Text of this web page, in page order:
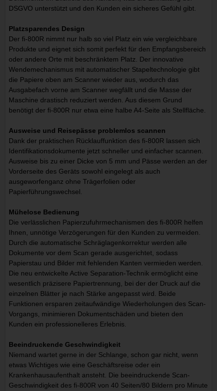
DSGVO unterstützt und den Kunden ein sicheres Gefühl gibt.
Platzsparendes Design
Der fi-800R nimmt nur halb so viel Platz ein wie vergleichbare
Produkte und eignet sich somit perfekt für den Empfangsbereich
oder andere Orte mit beschränktem Platz. Der innovative
Wendemechanismus mit automatischer Stapeltechnologie gibt
die Papiere oben am Scanner wieder aus, wodurch das
Ausgabefach vorne am Scanner wegfällt und die Masse der
Maschine drastisch reduziert werden. Aus diesem Grund
benötigt der fi-800R nur etwa eine halbe A4-Seite als Stellfläche.
Ausweise und Reisepässe problemlos scannen
Dank der praktischen Rücklauffunktion des fi-800R lassen sich
Identifikationsdokumente jetzt schneller und einfacher scannen.
Ausweise bis zu einer Dicke von 5 mm und Pässe werden an der
Vorderseite des Geräts sowohl eingelegt als auch
ausgeworfenganz ohne Trägerfolien oder
Papierführungswechsel.
Mühelose Bedienung
Die verlässlichen Papierzufuhrmechanismen des fi-800R helfen
Ihnen, unnötige Verzögerungen für den Kunden zu vermeiden.
Durch die automatische Schräglagenkorrektur werden alle
Dokumente vor dem Scan gerade ausgerichtet, sodass
Papierstau und Bilder mit fehlenden Kanten vermieden werden.
Die neu entwickelte Active Separation-Technik ermöglicht eine
wesentlich präzisere Papiertrennung, bei der der Druck auf die
einzelnen Blätter je nach Stärke angepasst wird. Beide
Funktionen ersparen zeitaufwändige Wiederholungen des Scan-
Vorgangs, minimieren Dokumentschäden und bieten den
Kunden ein professionelleres Erlebnis.
Beeindruckende Geschwindigkeit
Niemand wartet gerne in der Schlange, schon gar nicht, wenn
etwas Wichtiges wie eine Geschäftsreise oder ein
Krankenhausaufenthalt ansteht. Die beeindruckende Scan-
Geschwindigkeit des fi-800R von 40 Seiten/80 Bildern pro Minute